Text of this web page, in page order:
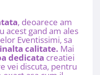
, deoarece am
acest gand am ales
Eventissimi, sa
calitate. Mai
dedicata creatiei
vei discuta, pentru